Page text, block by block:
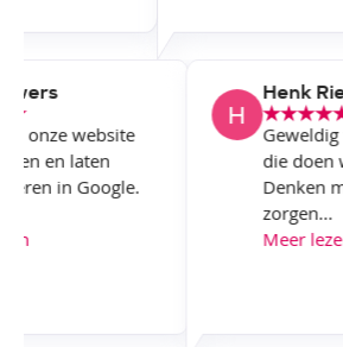
Flowers
SAM onze website
maken en laten
in Google.
lezen
die
Meer